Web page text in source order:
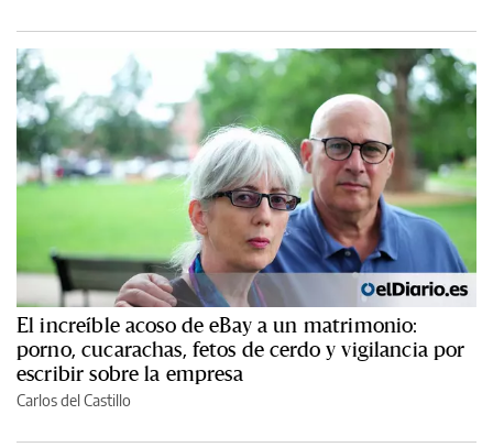
El increíble acoso de eBay a un matrimonio:
porno, cucarachas, fetos de cerdo y vigilancia por
escribir sobre la empresa
Carlos del Castillo